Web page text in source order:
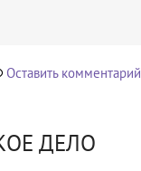
Оставить комментарий
ДЕЛО